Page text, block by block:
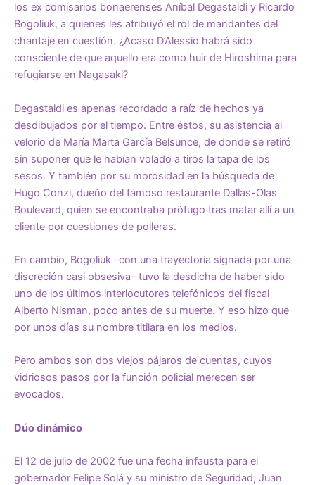
los ex comisarios bonaerenses Aníbal Degastaldi y Ricardo
Bogoliuk, a quienes les atribuyó el rol de mandantes del
chantaje en cuestión. ¿Acaso D’Alessio habrá sido
consciente de que aquello era como huir de Hiroshima para
refugiarse en Nagasaki?
Degastaldi es apenas recordado a raíz de hechos ya
desdibujados por el tiempo. Entre éstos, su asistencia al
velorio de María Marta García Belsunce, de donde se retiró
sin suponer que le habían volado a tiros la tapa de los
sesos. Y también por su morosidad en la búsqueda de
Hugo Conzi, dueño del famoso restaurante Dallas-Olas
Boulevard, quien se encontraba prófugo tras matar allí a un
cliente por cuestiones de polleras.
En cambio, Bogoliuk –con una trayectoria signada por una
discreción casi obsesiva– tuvo la desdicha de haber sido
uno de los últimos interlocutores telefónicos del fiscal
Alberto Nisman, poco antes de su muerte. Y eso hizo que
por unos días su nombre titilara en los medios.
Pero ambos son dos viejos pájaros de cuentas, cuyos
vidriosos pasos por la función policial merecen ser
evocados.
Dúo dinámico
El 12 de julio de 2002 fue una fecha infausta para el
gobernador Felipe Solá y su ministro de Seguridad, Juan